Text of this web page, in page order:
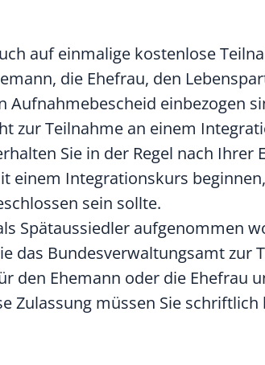
auf einmalige kostenlose
die Ehefrau, den
Aufnahmebescheid einbezogen
zur Teilnahme an einem
Sie in der Regel nach Ihrer
einem Integrationskurs
sein sollte.
Spätaussiedler aufgenommen
das Bundesverwaltungsamt zur
den Ehemann oder die Ehefrau
Zulassung müssen Sie schriftlich